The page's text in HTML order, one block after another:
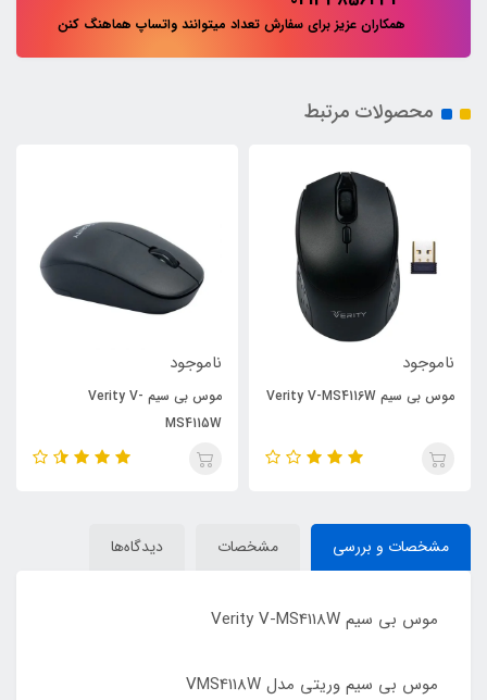
همکاران عزیز برای سفارش تعداد میتوانند واتساپ هماهنگ کنن
محصولات مرتبط
ناموجود
موس بی سیم Verity V-MS4116W
ناموجود
موس بی سیم Verity V-
MS4115W
مشخصات و بررسی مشخصات دیدگاه‌ها
موس بی سیم Verity V-MS4118W
موس بی سیم وریتی مدل VMS4118W